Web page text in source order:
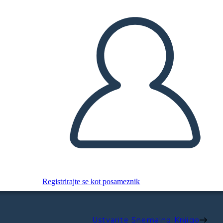
Registrirajte se kot posameznik
Ustvarite Snemalno Knjigo